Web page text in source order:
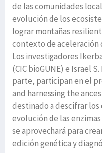
de las comunidades
evolución de los
lograr montañas
contexto de aceleración
Los investigadores
(CIC bioGUNE) e Israel
parte, participan en el
and harnessing the
destinado a descifrar
evolución de las
se aprovechará para
edición genética y